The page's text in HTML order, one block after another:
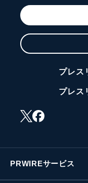
プレス
プレス
PRWIREサービス